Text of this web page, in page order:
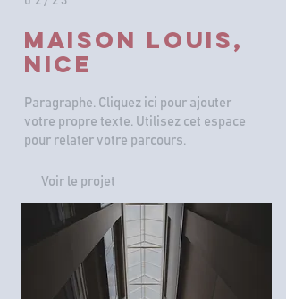
Maison Louis,
NICE
Paragraphe. Cliquez ici pour ajouter
votre propre texte. Utilisez cet espace
pour relater votre parcours.
Voir le projet